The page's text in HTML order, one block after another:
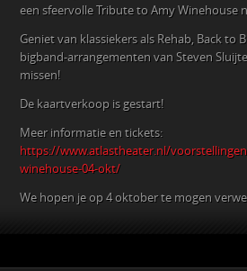
een sfeervolle Tribute to Amy Winehouse
Geniet van klassiekers als Rehab, Back to
bigband-arrangementen van Steven
missen!
De kaartverkoop is gestart!
Meer informatie en tickets:
https://www.atlastheater.nl/
winehouse-04-okt/
We hopen je op 4 oktober te mogen